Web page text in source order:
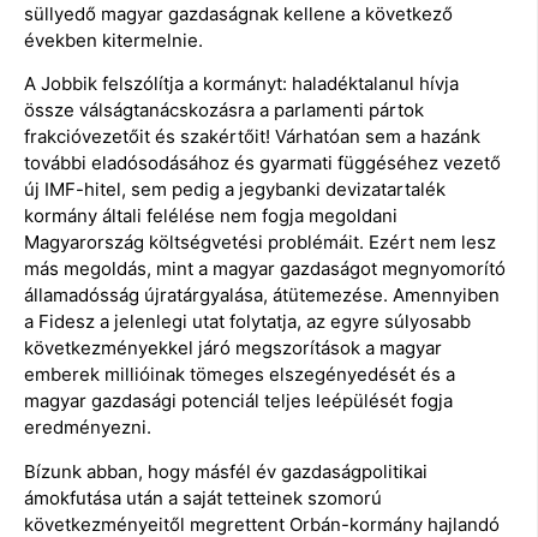
süllyedő magyar gazdaságnak kellene a következő
években kitermelnie.
A Jobbik felszólítja a kormányt: haladéktalanul hívja
össze válságtanácskozásra a parlamenti pártok
frakcióvezetőit és szakértőit! Várhatóan sem a hazánk
további eladósodásához és gyarmati függéséhez vezető
új IMF-hitel, sem pedig a jegybanki devizatartalék
kormány általi felélése nem fogja megoldani
Magyarország költségvetési problémáit. Ezért nem lesz
más megoldás, mint a magyar gazdaságot megnyomorító
államadósság újratárgyalása, átütemezése. Amennyiben
a Fidesz a jelenlegi utat folytatja, az egyre súlyosabb
következményekkel járó megszorítások a magyar
emberek millióinak tömeges elszegényedését és a
magyar gazdasági potenciál teljes leépülését fogja
eredményezni.
Bízunk abban, hogy másfél év gazdaságpolitikai
ámokfutása után a saját tetteinek szomorú
következményeitől megrettent Orbán-kormány hajlandó